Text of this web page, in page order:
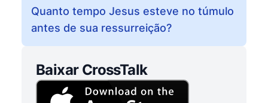
Quanto tempo Jesus esteve no túmulo
antes de sua ressurreição?
Baixar CrossTalk